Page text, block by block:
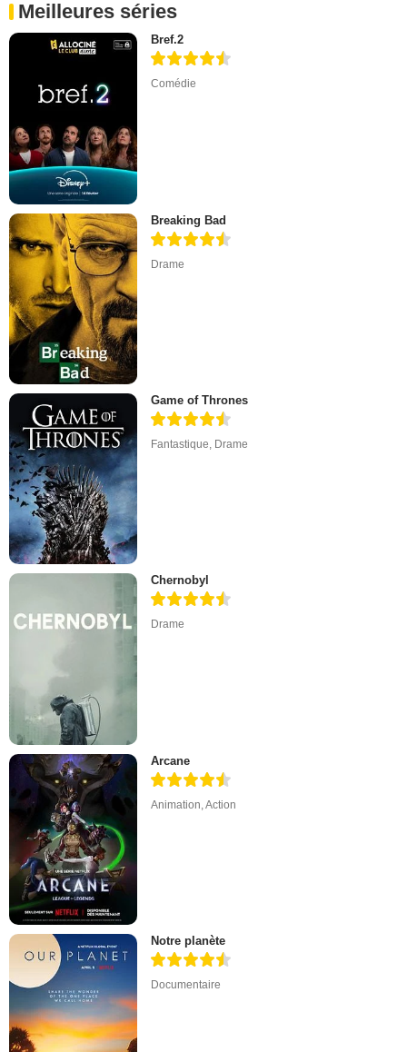
Meilleures séries
Bref.2
Comédie
Breaking Bad
Drame
Game of Thrones
Fantastique, Drame
Chernobyl
Drame
Arcane
Animation ,Action
Notre planète
Documentaire